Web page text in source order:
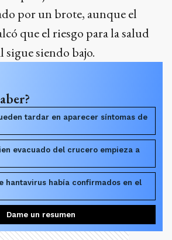
por un brote, aunque el
que el riesgo para la salud
siendo bajo.
tardar en aparecer síntomas de
evacuado del crucero empieza a
hantavirus había confirmados en el
Dame un resumen